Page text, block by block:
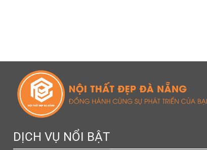
DỊCH VỤ NỔI BẬT